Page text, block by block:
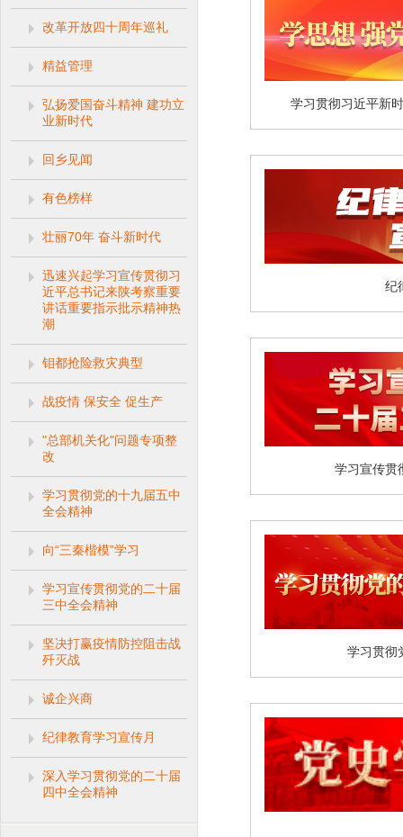
改革开放四十周年巡礼
精益管理
弘扬爱国奋斗精神 建功立
业新时代
回乡见闻
有色榜样
壮丽70年 奋斗新时代
迅速兴起学习宣传贯彻习
近平总书记来陕考察重要
讲话重要指示批示精神热
潮
钼都抢险救灾典型
战疫情 保安全 促生产
"总部机关化"问题专项整
改
学习贯彻党的十九届五中
全会精神
向“三秦楷模”学习
学习宣传贯彻党的二十届
三中全会精神
坚决打赢疫情防控阻击战
歼灭战
诚企兴商
纪律教育学习宣传月
深入学习贯彻党的二十届
四中全会精神
学习贯彻习近平新
纪
学习宣传贯
学习贯彻